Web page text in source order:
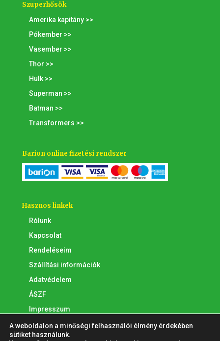
Szuperhősök
Amerika kapitány >>
Pókember >>
Vasember >>
Thor >>
Hulk >>
Superman >>
Batman >>
Transformers >>
Barion online fizetési rendszer
Hasznos linkek
Rólunk
Kapcsolat
Rendeléseim
Szállítási információk
Adatvédelem
ÁSZF
Impresszum
A weboldalon a minőségi felhasználói élmény érdekében
sütiket használunk.